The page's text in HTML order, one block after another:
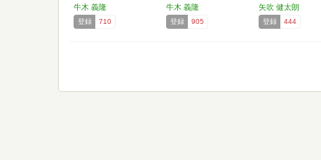
牛木 義隆
登録 710
牛木 義隆
登録 905
矢吹 健太朗
登録 444